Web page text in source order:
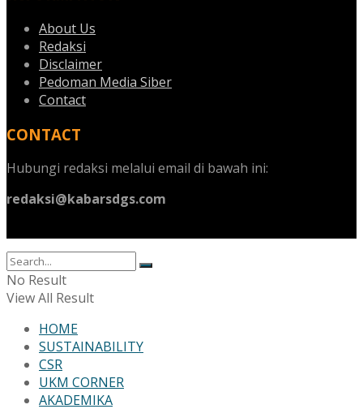
About Us
Redaksi
Disclaimer
Pedoman Media Siber
Contact
CONTACT
Hubungi redaksi melalui email di bawah ini:
redaksi@kabarsdgs.com
No Result
View All Result
HOME
SUSTAINABILITY
CSR
UKM CORNER
AKADEMIKA